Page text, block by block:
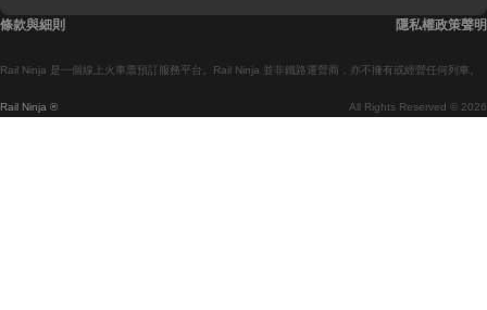
Rail Ninja ® All Rights Reserved © 2026
Rail Ninja 是一個線上火車票預訂服務平台。Rail Ninja 並非鐵路運營商，亦不擁有或經營任何列車。
條款與細則 隱私權政策聲明